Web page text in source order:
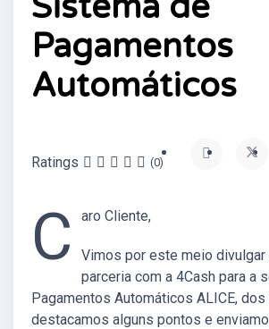
Pagamentos
Automáticos
Ratings (0)
C aro Cliente,
Vimos por este meio divulgar
parceria com a 4Cash para a
Pagamentos Automáticos ALICE, dos
destacamos alguns pontos e